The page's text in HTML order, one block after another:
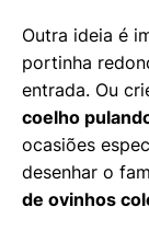
Outra ideia é
portinha
entrada. Ou
coelho
ocasiões
desenhar o
de ovinhos